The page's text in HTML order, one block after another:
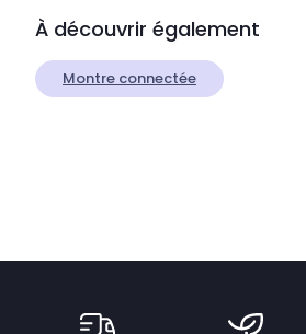
À découvrir également
Montre connectée